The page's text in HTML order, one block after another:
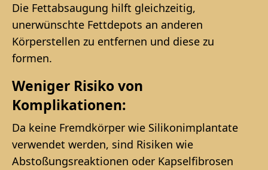
Die Fettabsaugung hilft gleichzeitig,
unerwünschte Fettdepots an anderen
Körperstellen zu entfernen und diese zu
formen.
Weniger Risiko von
Komplikationen:
Da keine Fremdkörper wie Silikonimplantate
verwendet werden, sind Risiken wie
Abstoßungsreaktionen oder Kapselfibrosen